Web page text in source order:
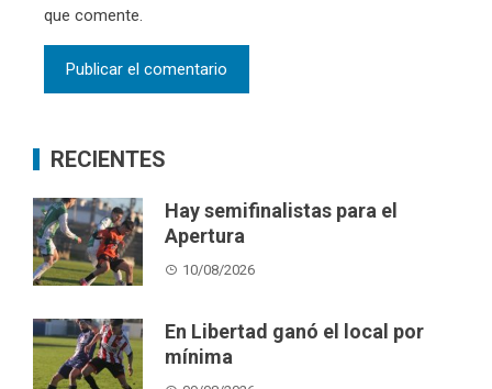
que comente.
RECIENTES
Hay semifinalistas para el
Apertura
10/08/2026
En Libertad ganó el local por
mínima